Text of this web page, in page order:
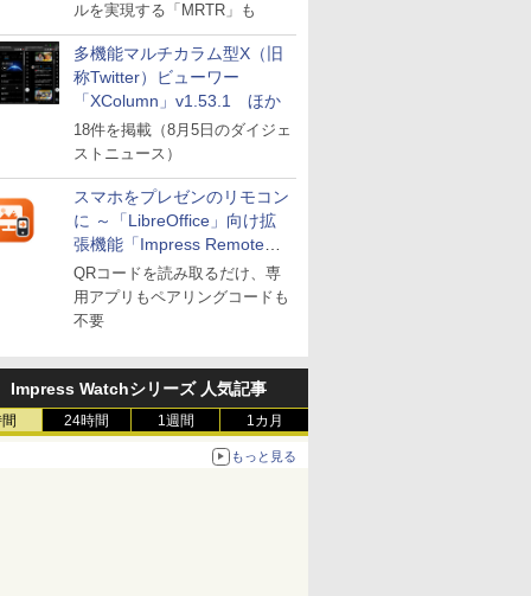
ルを実現する「MRTR」も
多機能マルチカラム型X（旧
称Twitter）ビューワー
「XColumn」v1.53.1 ほか
18件を掲載（8月5日のダイジェ
ストニュース）
スマホをプレゼンのリモコン
に ～「LibreOffice」向け拡
張機能「Impress Remote」
が公開
QRコードを読み取るだけ、専
用アプリもペアリングコードも
不要
Impress Watchシリーズ 人気記事
24時間 1週間 1カ月
もっと見る